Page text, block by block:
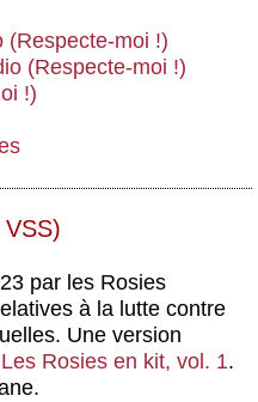
(Respecte-moi !)
(Respecte-moi !)
!)
VSS)
par les Rosies
à la lutte contre
Une version
Les Rosies en kit, vol. 1.